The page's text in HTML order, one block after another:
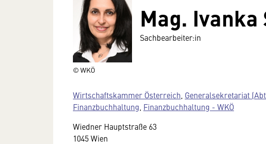
© WKÖ
Mag. Ivanka
Sachbearbeiter:in
Wirtschaftskammer Österreich Generalsekretariat
Finanzbuchhaltung Finanzbuchhaltung - WKÖ
Wiedner Hauptstraße 63
1045 Wien